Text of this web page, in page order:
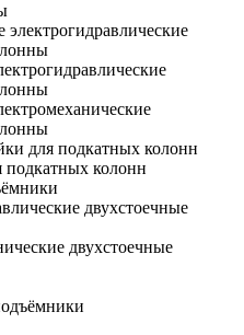
электрогидравлические
для подкатных колонн
подкатных колонн
двухстоечные
двухстоечные